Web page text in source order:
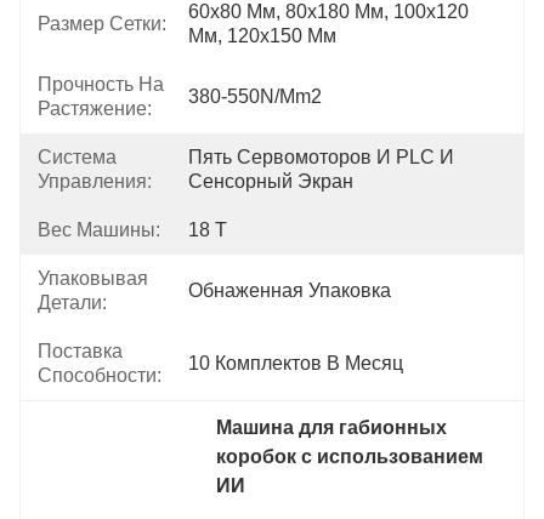
Размер Сетки:
60х80 Мм, 80х180 Мм, 100х120
Мм, 120х150 Мм
Прочность На
Растяжение:
380-550N/mm2
Система
Управления:
Пять Сервомоторов И PLC И
Сенсорный Экран
Вес Машины: 18 Т
Упаковывая
Детали:
Обнаженная Упаковка
Поставка
Способности:
10 Комплектов В Месяц
Машина для габионных
коробок с использованием
ИИ